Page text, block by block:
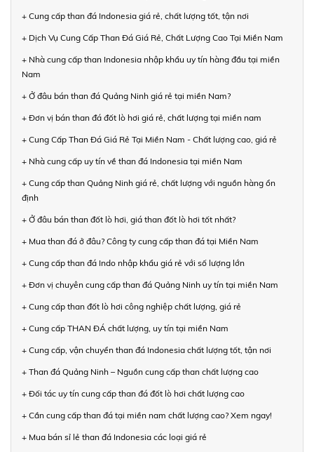
+ Cung cấp than đá Indonesia giá rẻ, chất lượng tốt, tận nơi
+ Dịch Vụ Cung Cấp Than Đá Giá Rẻ, Chất Lượng Cao Tại Miền Nam
+ Nhà cung cấp than Indonesia nhập khẩu uy tín hàng đầu tại miền
Nam
+ Ở đâu bán than đá Quảng Ninh giá rẻ tại miền Nam?
+ Đơn vị bán than đá đốt lò hơi giá rẻ, chất lượng tại miền nam
+ Cung Cấp Than Đá Giá Rẻ Tại Miền Nam - Chất lượng cao, giá rẻ
+ Nhà cung cấp uy tín về than đá Indonesia tại miền Nam
+ Cung cấp than Quảng Ninh giá rẻ, chất lượng với nguồn hàng ổn
định
+ Ở đâu bán than đốt lò hơi, giá than đốt lò hơi tốt nhất?
+ Mua than đá ở đâu? Công ty cung cấp than đá tại Miền Nam
+ Cung cấp than đá Indo nhập khẩu giá rẻ với số lượng lớn
+ Đơn vị chuyên cung cấp than đá Quảng Ninh uy tín tại miền Nam
+ Cung cấp than đốt lò hơi công nghiệp chất lượng, giá rẻ
+ Cung cấp THAN ĐÁ chất lượng, uy tín tại miền Nam
+ Cung cấp, vận chuyển than đá Indonesia chất lượng tốt, tận nơi
+ Than đá Quảng Ninh – Nguồn cung cấp than chất lượng cao
+ Đối tác uy tín cung cấp than đá đốt lò hơi chất lượng cao
+ Cần cung cấp than đá tại miền nam chất lượng cao? Xem ngay!
+ Mua bán sỉ lẻ than đá Indonesia các loại giá rẻ